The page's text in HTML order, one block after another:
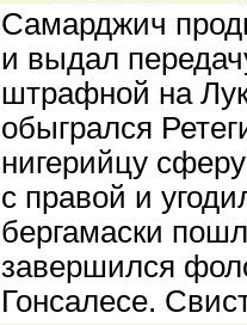
Самарджич
и выдал
штрафной на
обыгрался
нигерийцу
с правой и
бергамаски
завершился
Гонсалесе.